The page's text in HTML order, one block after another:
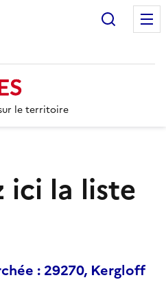
le territoire
ici la liste
: 29270, Kergloff